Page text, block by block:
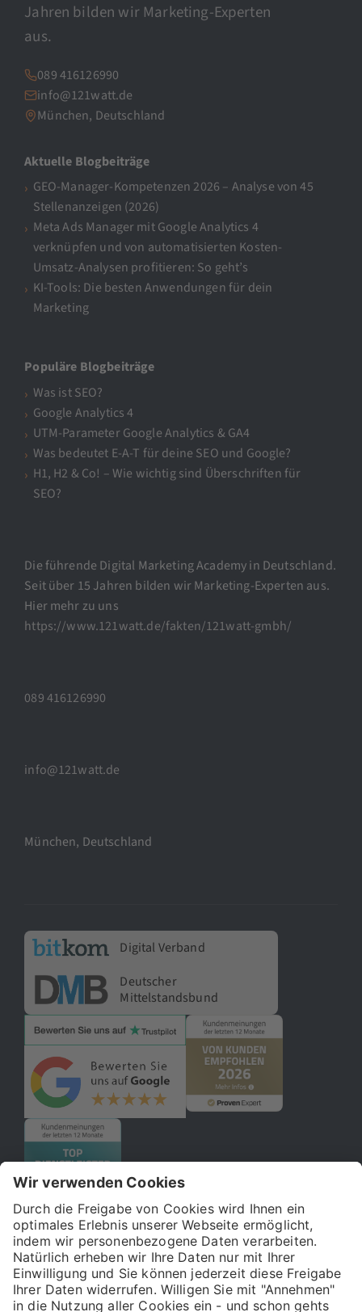
Jahren bilden wir Marketing-Experten
aus.
089 416126990
info@121watt.de
München, Deutschland
Aktuelle Blogbeiträge
GEO-Manager-Kompetenzen 2026 – Analyse von 45
Stellenanzeigen (2026)
Meta Ads Manager mit Google Analytics 4
verknüpfen und von automatisierten Kosten-
Umsatz-Analysen profitieren: So geht’s
KI-Tools: Die besten Anwendungen für dein
Marketing
Populäre Blogbeiträge
Was ist SEO?
Google Analytics 4
UTM-Parameter Google Analytics & GA4
Was bedeutet E-A-T für deine SEO und Google?
H1, H2 & Co! – Wie wichtig sind Überschriften für
SEO?
Die führende Digital Marketing Academy in Deutschland.
Seit über 15 Jahren bilden wir Marketing-Experten aus.
Hier mehr zu uns
https://www.121watt.de/fakten/121watt-gmbh/
089 416126990
info@121watt.de
München, Deutschland
Digital Verband
Deutscher
Mittelstandsbund